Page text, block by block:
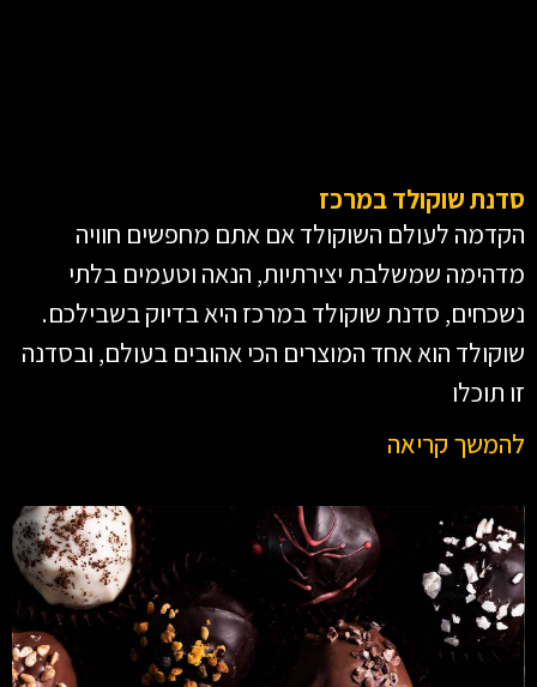
סדנת שוקולד במרכז
הקדמה לעולם השוקולד אם אתם מחפשים חוויה
מדהימה שמשלבת יצירתיות, הנאה וטעמים בלתי
נשכחים, סדנת שוקולד במרכז היא בדיוק בשבילכם.
שוקולד הוא אחד המוצרים הכי אהובים בעולם, ובסדנה
זו תוכלו
להמשך קריאה